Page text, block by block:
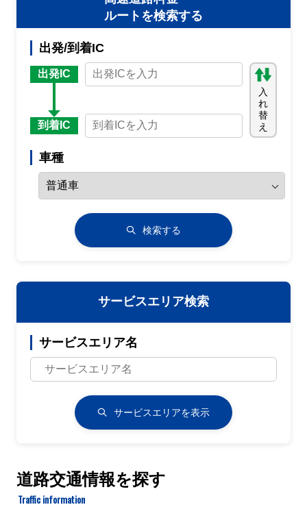
ルートを検索する
出発/到着IC
出発IC
到着IC
入
れ
替
え
車種
検索する
サービスエリア検索
サービスエリア名
サービスエリアを表示
道路交通情報を探す
Traffic information